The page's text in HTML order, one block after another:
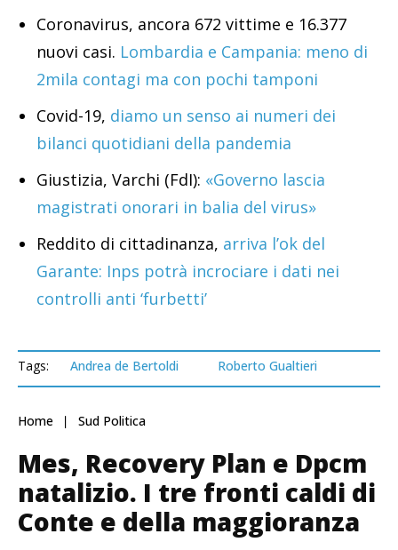
Coronavirus, ancora 672 vittime e 16.377
nuovi casi. Lombardia e Campania: meno di
2mila contagi ma con pochi tamponi
Covid-19, diamo un senso ai numeri dei
bilanci quotidiani della pandemia
Giustizia, Varchi (FdI): «Governo lascia
magistrati onorari in balia del virus»
Reddito di cittadinanza, arriva l’ok del
Garante: Inps potrà incrociare i dati nei
controlli anti ‘furbetti’
Tags: Andrea de Bertoldi Roberto Gualtieri
Home Sud Politica
Mes, Recovery Plan e Dpcm
natalizio. I tre fronti caldi di
Conte e della maggioranza